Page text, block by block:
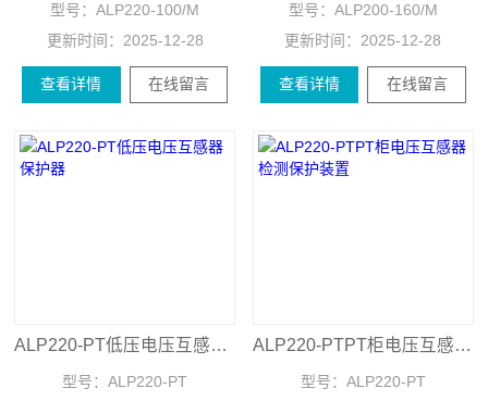
型号： ALP220-100/M
更新时间： 2025-12-28
查看详情 在线留言
型号： ALP200-160/M
更新时间： 2025-12-28
查看详情 在线留言
ALP220-PT低压电压互感器保护器
型号： ALP220-PT
ALP220-PTPT柜电压互感器检测保护装置
型号： ALP220-PT